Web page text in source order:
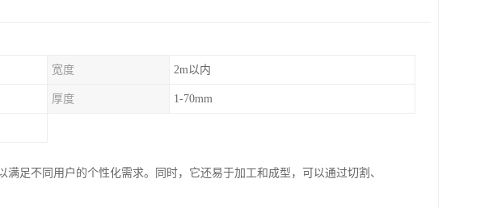
宽度 2m以内
厚度 1-70mm
足不同用户的个性化需求。同时，它还易于加工和成型，可以通过切割、